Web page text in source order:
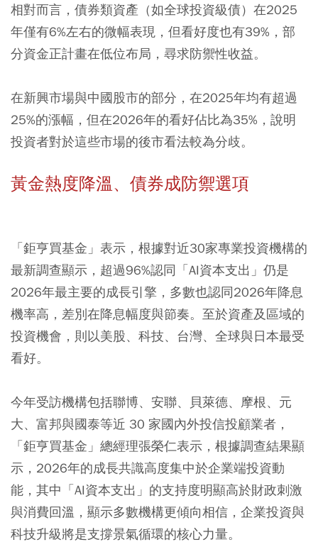
相對而言，債券類資產（如全球投資級債）在2025
年僅有6%左右的微幅表現，但看好度也有39%，部
分資金正計畫在低位布局，尋求防禦性收益。
在新興市場與中國股市的部分，在2025年均有超過
25%的漲幅，但在2026年的看好佔比為35%，說明
投資者對於這些市場的後市看法較為分歧。
黃金熱度降溫、債券成防禦選項
「鉅亨買基金」表示，根據對近30家專業投資機構的
最新調查顯示，超過96%認同「AI資本支出」仍是
2026年最主要的成長引擎，多數也認同2026年降息
機率高，差別在降息幅度與節奏。至於資產及區域的
投資機會，則以美股、科技、台灣、全球與日本最受
看好。
今年受訪機構包括聯博、安聯、貝萊德、摩根、元
大、富邦與國泰等近 30 家國內外投信投顧業者，
「鉅亨買基金」總經理張榮仁表示，根據調查結果顯
示，2026年的成長共識高度集中於企業端投資動
能，其中「AI資本支出」的支持度明顯高於財政刺激
與消費回溫，顯示多數機構更傾向相信，企業投資與
科技升級將是支撐景氣循環的核心力量。